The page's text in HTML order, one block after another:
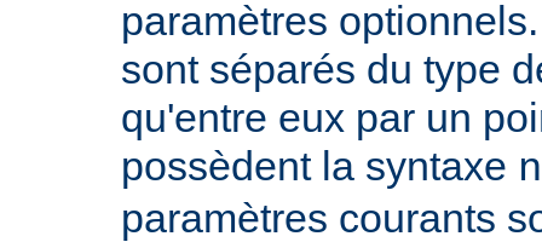
paramètres
sont séparés du type
qu'entre eux par un
possèdent la syntaxe
paramètres courants